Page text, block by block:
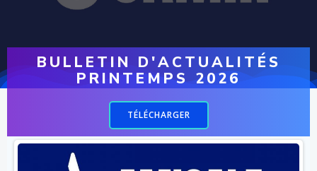
BULLETIN D'ACTUALITÉS
PRINTEMPS 2026
TÉLÉCHARGER